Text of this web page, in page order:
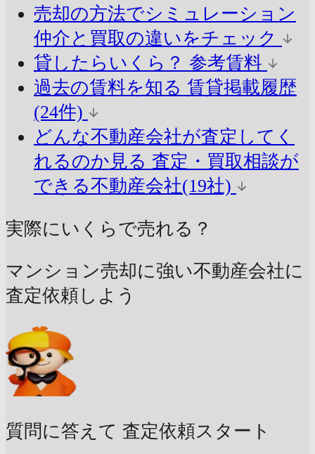
売却の方法でシミュレーション
仲介と買取の違いをチェック
貸したらいくら？ 参考賃料
過去の賃料を知る 賃貸掲載履歴
(24件)
どんな不動産会社が査定してく
れるのか見る 査定・買取相談が
できる不動産会社(19社)
実際にいくらで売れる？
マンション売却に強い不動産会社に
査定依頼しよう
質問に答えて 査定依頼スタート